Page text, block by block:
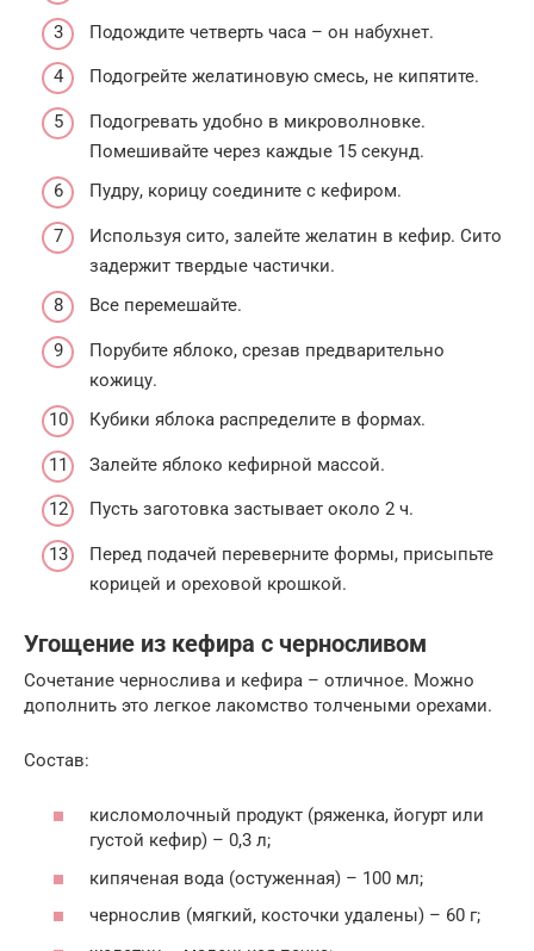
Подождите четверть часа – он набухнет.
Подогрейте желатиновую смесь, не кипятите.
Подогревать удобно в микроволновке.
Помешивайте через каждые 15 секунд.
Пудру, корицу соедините с кефиром.
Используя сито, залейте желатин в кефир. Сито
задержит твердые частички.
Все перемешайте.
Порубите яблоко, срезав предварительно
кожицу.
Кубики яблока распределите в формах.
Залейте яблоко кефирной массой.
Пусть заготовка застывает около 2 ч.
Перед подачей переверните формы, присыпьте
корицей и ореховой крошкой.
Угощение из кефира с черносливом
Сочетание чернослива и кефира – отличное. Можно
дополнить это легкое лакомство толчеными орехами.
Состав:
кисломолочный продукт (ряженка, йогурт или
густой кефир) – 0,3 л;
кипяченая вода (остуженная) – 100 мл;
чернослив (мягкий, косточки удалены) – 60 г;